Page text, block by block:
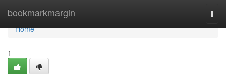
bookmarkmargin
Home
Home
1